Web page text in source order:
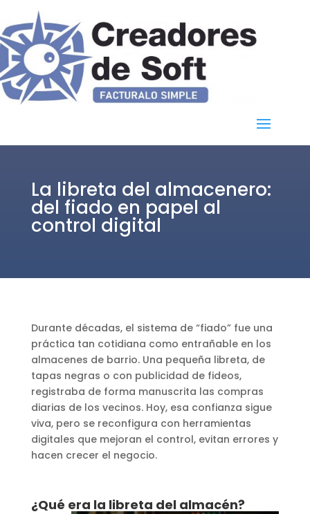
La libreta del almacenero:
del fiado en papel al
control digital
Durante décadas, el sistema de “fiado” fue una
práctica tan cotidiana como entrañable en los
almacenes de barrio. Una pequeña libreta, de
tapas negras o con publicidad de fideos,
registraba de forma manuscrita las compras
diarias de los vecinos. Hoy, esa confianza sigue
viva, pero se reconfigura con herramientas
digitales que mejoran el control, evitan errores y
hacen crecer el negocio.
¿Qué era la libreta del almacén?